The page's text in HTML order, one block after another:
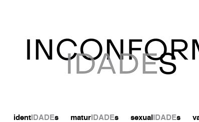
identIDADEs maturIDADEs sexual IDADEs